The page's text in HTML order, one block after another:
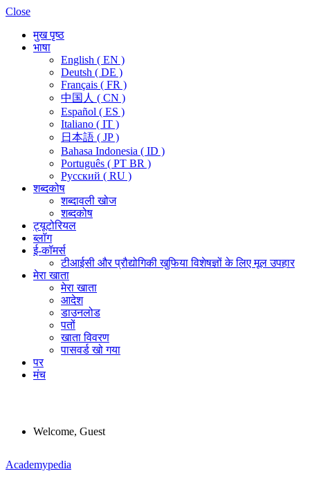
Close
मुख पृष्ठ
भाषा
English ( EN )
Deutsh ( DE )
Français ( FR )
中国人 ( CN )
Español ( ES )
Italiano ( IT )
日本語 ( JP )
Bahasa Indonesia ( ID )
Português ( PT BR )
Pусский ( RU )
शब्दकोष
शब्दावली खोज
शब्दकोष
ट्यूटोरियल
ब्लॉग
ई-कॉमर्स
टीआईसी और प्रौद्योगिकी खुफिया विशेषज्ञों के लिए मूल उपहार
मेरा खाता
मेरा खाता
आदेश
डाउनलोड
पतों
खाता विवरण
पासवर्ड खो गया
पर
मंच
Welcome, Guest
Menu
Academypedia